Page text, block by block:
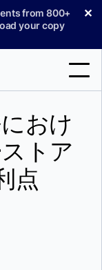
from 800+
your copy
✕
おけ
トア
点